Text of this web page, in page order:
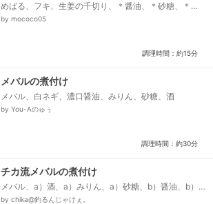
めばる、フキ、生姜の千切り、＊醤油、＊砂糖、＊
酒、＊水、塩（フキの下処理用）
by mococo05
調理時間：約15分
メバルの煮付け
メバル、白ネギ、濃口醤油、みりん、砂糖、酒
by You-Aのゅぅ
調理時間：約30分
チカ流メバルの煮付け
メバル、a）酒、a）みりん、a）砂糖、b）醤油、b）
水
by chika@釣るんじゃけぇ。